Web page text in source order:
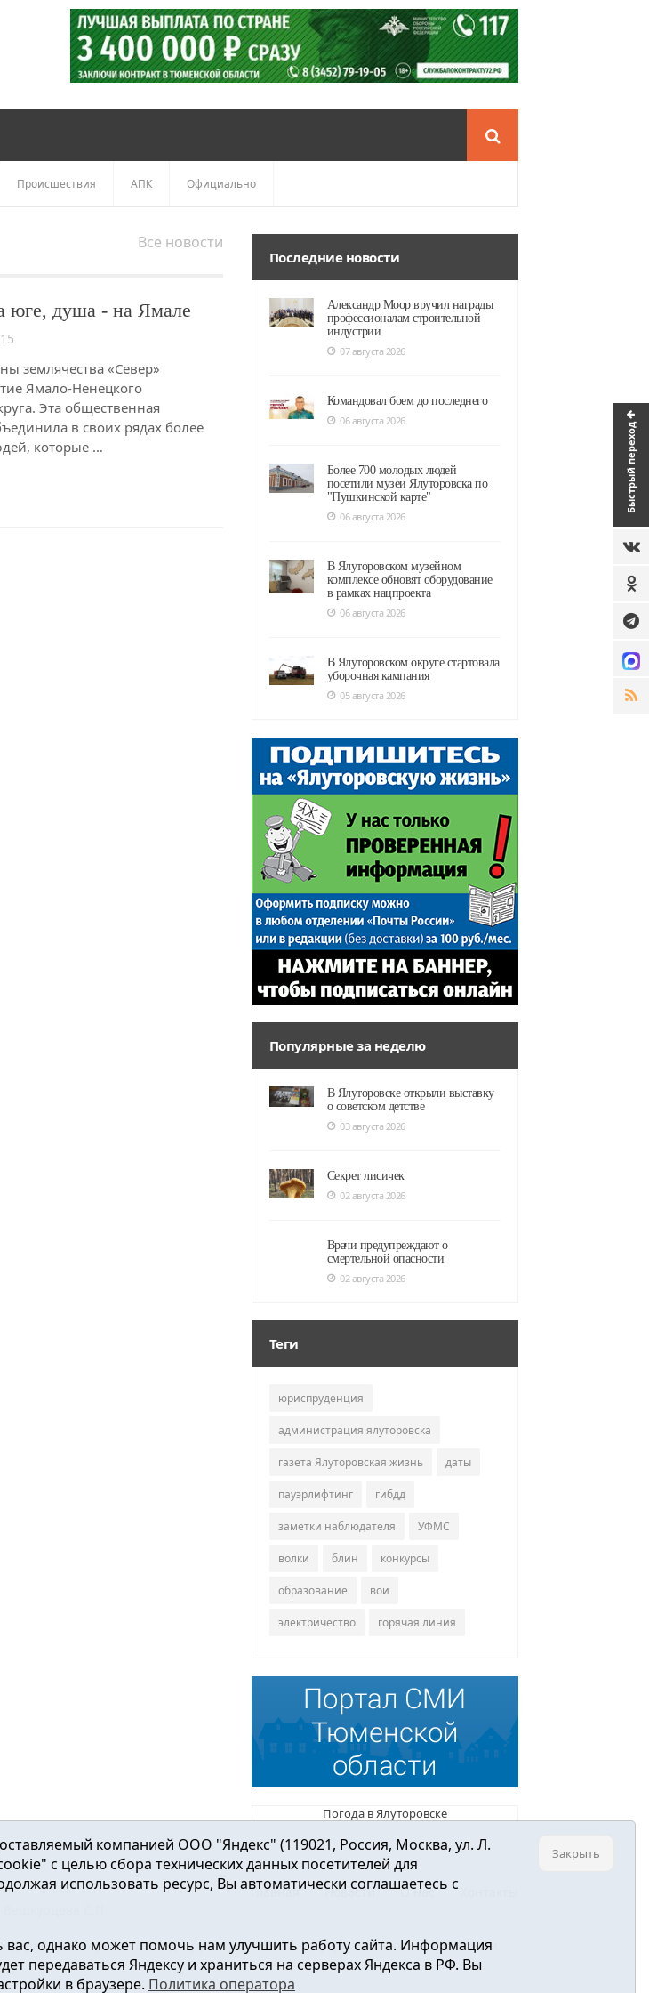
Быстрый переход
Происшествия АПК Официально
Все новости
юге, душа - на Ямале
землячества «Север»
Ямало-Ненецкого
Эта общественная
в своих рядах более
которые …
Последние новости
Александр Моор вручил награды
профессионалам строительной
индустрии
07 августа 2026
Командовал боем до последнего
06 августа 2026
Более 700 молодых людей
посетили музеи Ялуторовска по
"Пушкинской карте"
06 августа 2026
В Ялуторовском музейном
комплексе обновят оборудование
в рамках нацпроекта
06 августа 2026
В Ялуторовском округе стартовала
уборочная кампания
05 августа 2026
Популярные за неделю
В Ялуторовске открыли выставку
о советском детстве
03 августа 2026
Секрет лисичек
02 августа 2026
Врачи предупреждают о
смертельной опасности
02 августа 2026
Теги
юриспруденция
администрация ялуторовска
газета Ялуторовская жизнь даты
пауэрлифтинг гибдд
заметки наблюдателя УФМС
волки блин конкурсы
образование вои
электричество горячая линия
Погода в Ялуторовске
Главная Новости О нас
С.П.
службой по надзору в сфере связи, информационных технологий и
компанией ООО "Яндекс" (119021, Россия, Москва, ул. Л.
с целью сбора технических данных посетителей для
использовать ресурс, Вы автоматически соглашаетесь с
однако может помочь нам улучшить работу сайта. Информация
передаваться Яндексу и храниться на серверах Яндекса в РФ. Вы
в браузере. Политика оператора
Закрыть